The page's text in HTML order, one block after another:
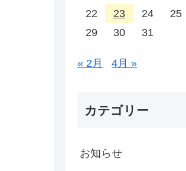
22
23 24 25
29
30 31
« 2月 4月 »
カテゴリー
お知らせ